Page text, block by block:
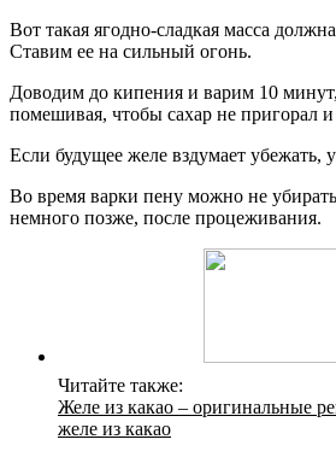
Вот такая ягодно-сладкая масса
Ставим ее на сильный огонь.
Доводим до кипения и варим 10
помешивая, чтобы сахар не пригорал и
Если будущее желе вздумает убежать,
Во время варки пену можно не
немного позже, после процеживания.
Читайте также:
Желе из какао – оригинальные
желе из какао